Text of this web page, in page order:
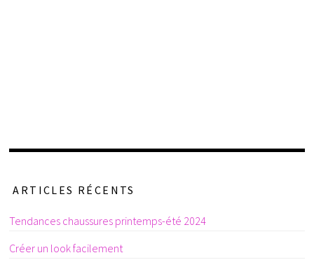
ARTICLES RÉCENTS
Tendances chaussures printemps-été 2024
Créer un look facilement